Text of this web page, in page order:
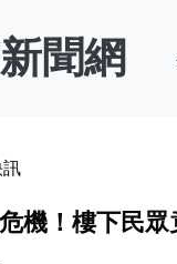
聞網
訊
機！樓下民